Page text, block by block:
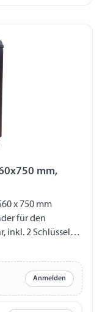
mm,
inkl. 2 Schlüsseln 2
für Halfter etc. 2
Anmelden